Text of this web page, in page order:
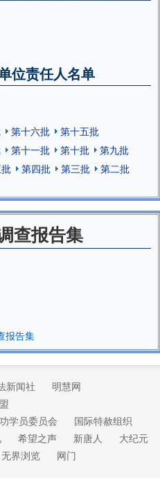
位责任人名单
第十六批
第十五批
第十一批 第十批
第九批
第四批 第三批
第二批
查报告集
报告集
新闻社
明慧网
学员委员会
国际特赦组织
希望之声 新唐人
大纪元
无界浏览
网门